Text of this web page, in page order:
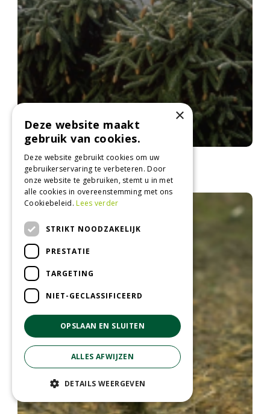
Fijnspar
Picea abies 'Acrocona'
×
Deze website maakt
gebruik van cookies.
Deze website gebruikt cookies om uw
gebruikerservaring te verbeteren. Door
onze website te gebruiken, stemt u in met
alle cookies in overeenstemming met ons
Cookiebeleid.Lees verder
STRIKT NOODZAKELIJK
PRESTATIE
TARGETING
NIET-GECLASSIFICEERD
OPSLAAN EN SLUITEN
ALLES AFWIJZEN
DETAILS WEERGEVEN